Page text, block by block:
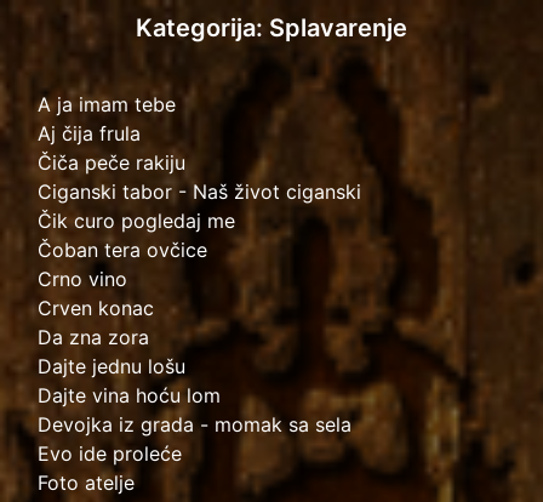
Kategorija: Splavarenje
A ja imam tebe
Aj čija frula
Čiča peče rakiju
Ciganski tabor - Naš život ciganski
Čik curo pogledaj me
Čoban tera ovčice
Crno vino
Crven konac
Da zna zora
Dajte jednu lošu
Dajte vina hoću lom
Devojka iz grada - momak sa sela
Evo ide proleće
Foto atelje